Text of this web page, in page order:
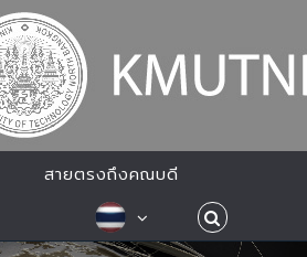
สายตรงถึงคณบดี